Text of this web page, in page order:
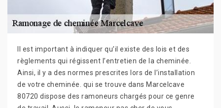
Il est important à indiquer qu’il existe des lois et des
règlements qui régissent l’entretien de la cheminée.
Ainsi, il y a des normes prescrites lors de l’installation
de votre cheminée. qui se trouve dans Marcelcave
80720 dispose des ramoneurs chargés pour ce genre